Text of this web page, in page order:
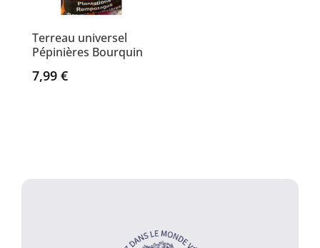
Terreau universel
Pépinières Bourquin
7,99 €